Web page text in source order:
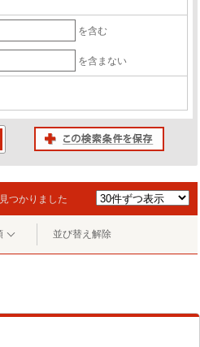
を含む
を含まない
つかりました
並び替え解除